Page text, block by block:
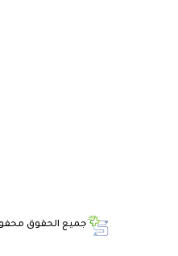
جميع الحقوق